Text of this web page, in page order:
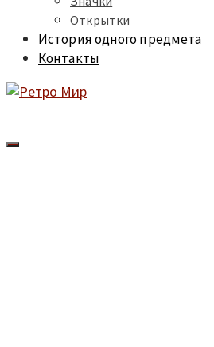
Открытки
История одного предмета
Контакты